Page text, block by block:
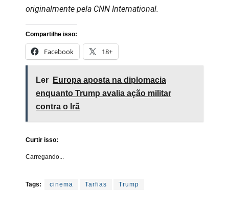
originalmente pela CNN International.
Compartilhe isso:
Facebook 18+
Ler
Europa aposta na diplomacia
enquanto Trump avalia ação militar
contra o Irã
Curtir isso:
Carregando...
Tags: cinema Tarfias Trump